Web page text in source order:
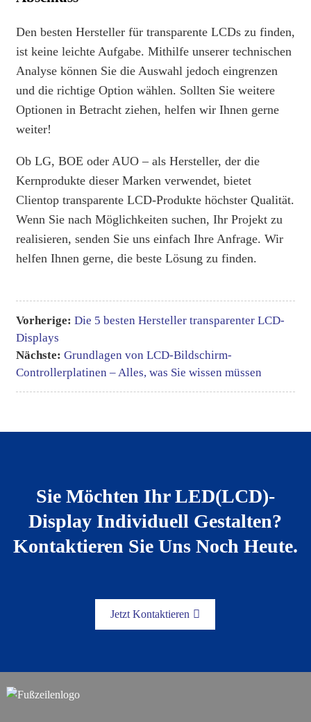
Den besten Hersteller für transparente LCDs zu finden,
ist keine leichte Aufgabe. Mithilfe unserer technischen
Analyse können Sie die Auswahl jedoch eingrenzen
und die richtige Option wählen. Sollten Sie weitere
Optionen in Betracht ziehen, helfen wir Ihnen gerne
weiter!
Ob LG, BOE oder AUO – als Hersteller, der die
Kernprodukte dieser Marken verwendet, bietet
Clientop transparente LCD-Produkte höchster Qualität.
Wenn Sie nach Möglichkeiten suchen, Ihr Projekt zu
realisieren, senden Sie uns einfach Ihre Anfrage. Wir
helfen Ihnen gerne, die beste Lösung zu finden.
Vorherige: Die 5 besten Hersteller transparenter LCD-
Displays
Nächste: Grundlagen von LCD-Bildschirm-
Controllerplatinen – Alles, was Sie wissen müssen
Sie Möchten Ihr LED(LCD)-
Display Individuell Gestalten?
Kontaktieren Sie Uns Noch Heute.
Jetzt Kontaktieren